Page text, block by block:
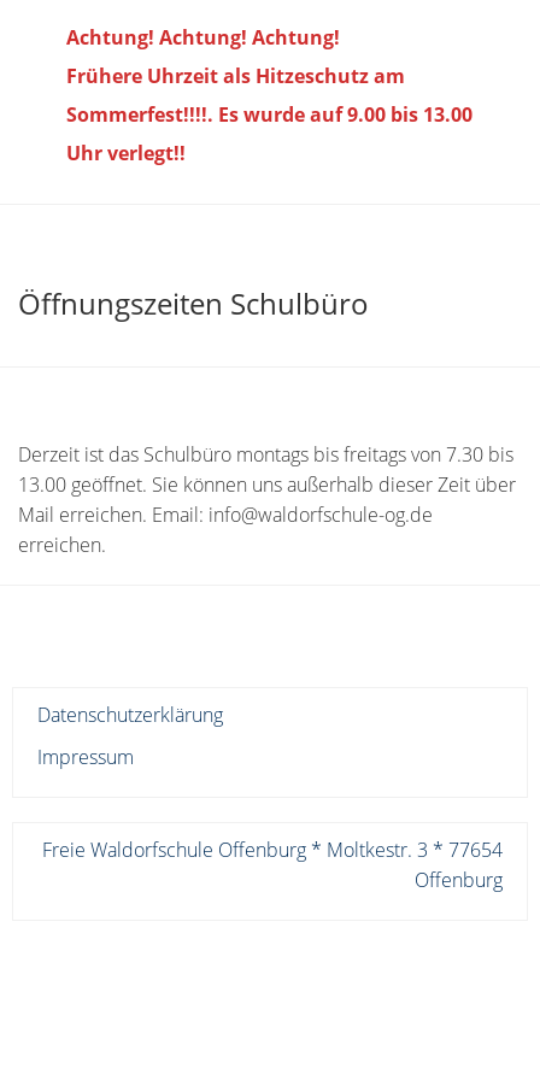
Achtung! Achtung! Achtung!
Frühere Uhrzeit als Hitzeschutz am
Sommerfest!!!!. Es wurde auf 9.00 bis 13.00
Uhr verlegt!!
Öffnungszeiten Schulbüro
Derzeit ist das Schulbüro montags bis freitags von 7.30 bis
13.00 geöffnet. Sie können uns außerhalb dieser Zeit über
Mail erreichen. Email: info@waldorfschule-og.de
erreichen.
Datenschutzerklärung
Impressum
Freie Waldorfschule Offenburg * Moltkestr. 3 * 77654
Offenburg